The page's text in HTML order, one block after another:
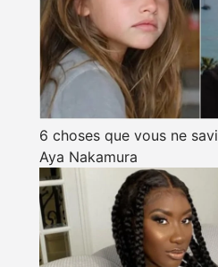
6 choses que vous ne
Aya Nakamura